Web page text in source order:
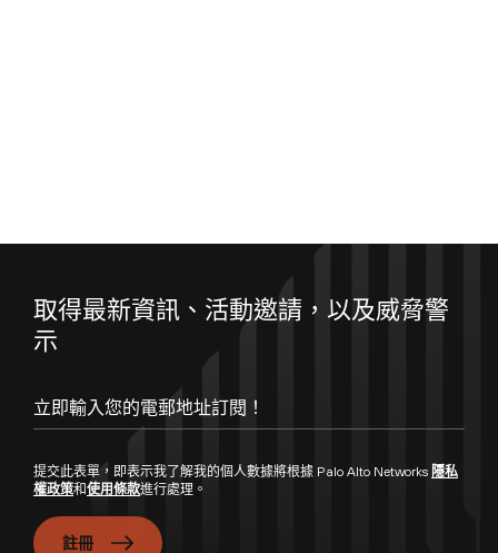
取得最新資訊、活動邀請，以及威脅警
示
提交此表單，即表示我了解我的個人數據將根據 Palo Alto Networks 隱私
權政策和使用條款進行處理。
註冊